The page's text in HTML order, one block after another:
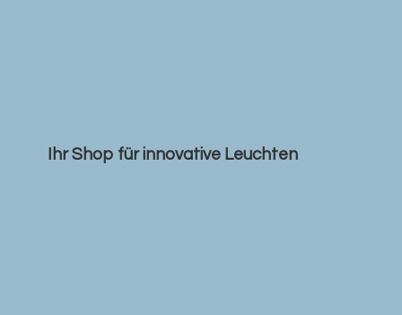
Ihr Shop fürinnovative Leuchten